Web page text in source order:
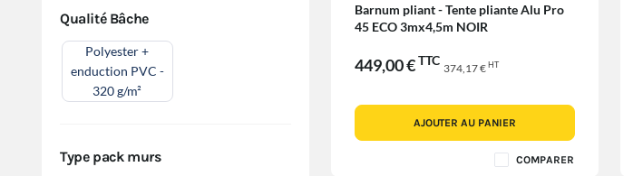
Qualité Bâche
Polyester +
enduction PVC -
320 g/m²
Type pack murs
Barnum pliant - Tente pliante Alu Pro
45 ECO 3mx4,5m NOIR
449,00 €TTC
374,17 € HT
AJOUTER AU PANIER
COMPARER